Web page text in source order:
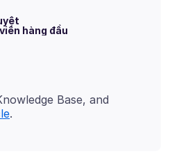
hàng đầu
Base, and